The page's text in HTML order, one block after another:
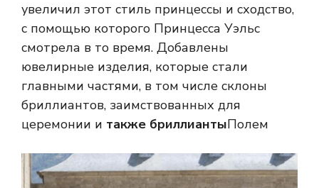
увеличил этот стиль принцессы и сходство,
с помощью которого Принцесса Уэльс
смотрела в то время. Добавлены
ювелирные изделия, которые стали
главными частями, в том числе склоны
бриллиантов, заимствованных для
церемонии и также бриллиантыПолем